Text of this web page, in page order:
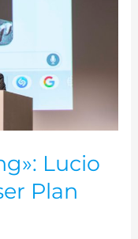
Lucio
Plan